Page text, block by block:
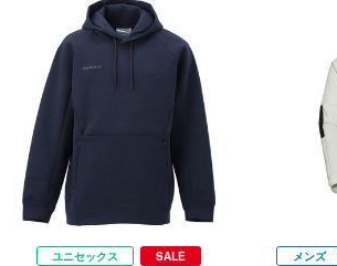
ユニセックス SALE メンズ